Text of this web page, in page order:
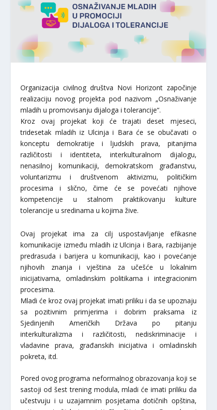
Organizacija civilnog društva Novi Horizont započinje
realizaciju novog projekta pod nazivom „Osnaživanje
mladih u promovisanju dijaloga i tolerancije“.
Kroz ovaj projekat koji će trajati deset mjeseci,
tridesetak mladih iz Ulcinja i Bara će se obučavati o
konceptu demokratije i ljudskih prava, pitanjima
različitosti i identiteta, interkulturalnom dijalogu,
nenasilnoj komunikaciji, demokratskom građanstvu,
voluntarizmu i društvenom aktivizmu, političkim
procesima i slično, čime će se povećati njihove
kompetencije u stalnom praktikovanju kulture
tolerancije u sredinama u kojima žive.
Ovaj projekat ima za cilj uspostavljanje efikasne
komunikacije između mladih iz Ulcinja i Bara, razbijanje
predrasuda i barijera u komunikaciji, kao i povećanje
njihovih znanja i vještina za učešće u lokalnim
inicijativama, omladinskim politikama i integracionim
procesima.
Mladi će kroz ovaj projekat imati priliku i da se upoznaju
sa pozitivnim primjerima i dobrim praksama iz
Sjedinjenih Američkih Država po pitanju
interkulturalizma i različitosti, nediskriminacije i
vladavine prava, građanskih inicijativa i omladinskih
pokreta, itd.
Pored ovog programa neformalnog obrazovanja koji se
sastoji od šest trening modula, mladi će imati priliku da
učestvuju i u uzajamnim posjetama dotičnih opština,